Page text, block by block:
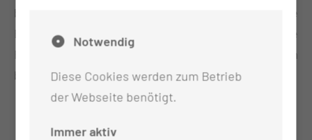
bereit, dein Wissen zu erweitern und deine
Erfahrungen zu vertiefen? Starte noch heute deine
Reise zu lebenslangem Lernen und deinem
beruflichen Erfolg.
Notwendig
Diese Cookies werden zum Betrieb
der Webseite benötigt.
Immer aktiv